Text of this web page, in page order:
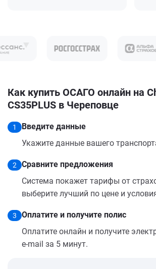
Как купить ОСАГО онлайн на
CS35PLUS в Череповце
1
Введите данные
Укажите данные вашего
2
Сравните предложения
Система покажет тарифы от
выберите лучший по цене и
3
Оплатите и получите полис
Оплатите онлайн и получите
e-mail за 5 минут.